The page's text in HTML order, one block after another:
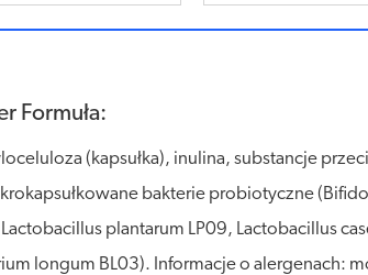
Formuła:
(kapsułka), inulina, substancje
bakterie probiotyczne
plantarum LP09, Lactobacillus
longum BL03). Informacje o alergenach: